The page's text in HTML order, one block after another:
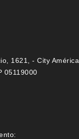
1621, - City América
05119000